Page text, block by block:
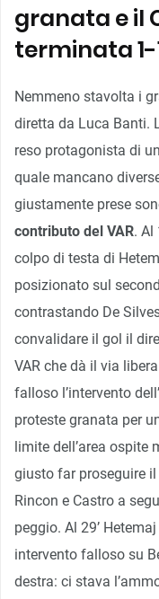
granata e il
terminata 1-
Nemmeno stavolta i
diretta da Luca Banti.
reso protagonista di
quale mancano
giustamente prese
contributo del VAR. Al
colpo di testa di
posizionato sul
contrastando De
convalidare il gol il
VAR che dà il via
falloso l’intervento
proteste granata per
limite dell’area ospite
giusto far proseguire
Rincon e Castro a
peggio. Al 29’
intervento falloso su
destra: ci stava